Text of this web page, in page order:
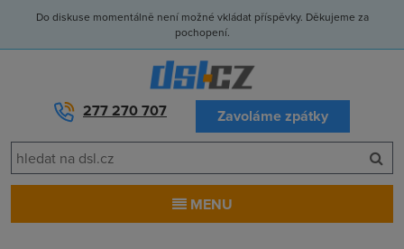
Do diskuse momentálně není možné vkládat příspěvky. Děkujeme za
pochopení.
277 270 707 Zavoláme zpátky
MENU